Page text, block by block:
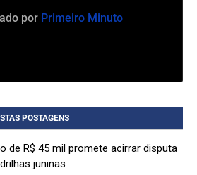
por Primeiro Minuto
POSTAGENS
de R$ 45 mil promete acirrar disputa
juninas